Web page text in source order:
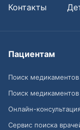
Контакты
Пациентам
Поиск
Поиск
Онлайн-
Сервис поиска